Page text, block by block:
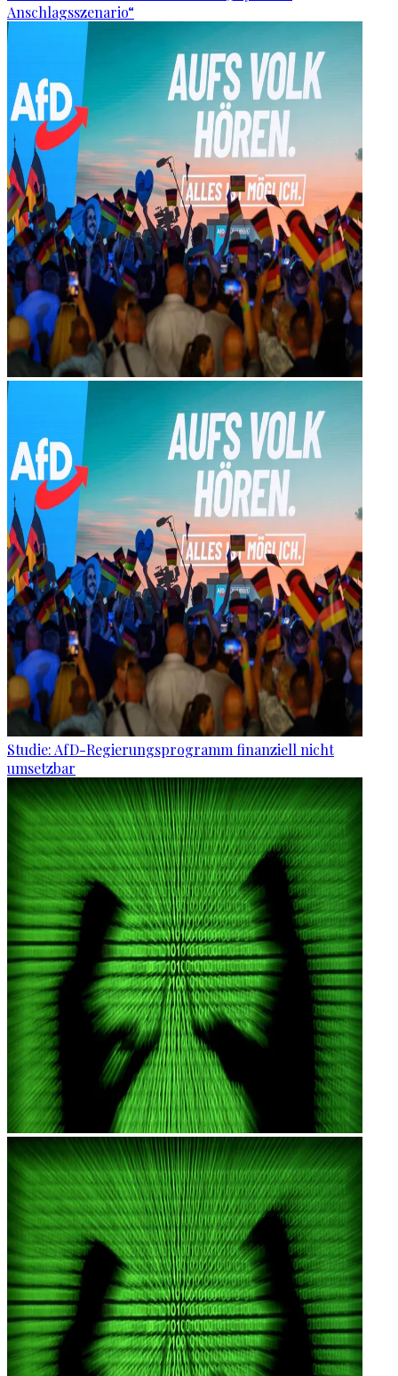
Anschlagsszenario“
Studie: AfD-Regierungsprogramm finanziell nicht
umsetzbar